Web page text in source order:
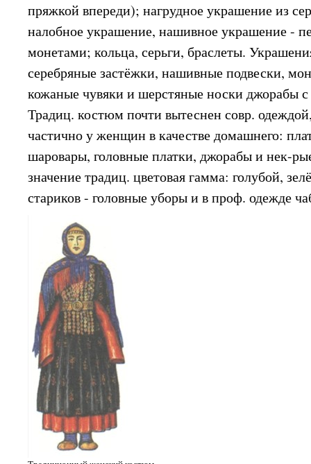
пряжкой впереди); нагрудное украшение из
налобное украшение, нашивное украшение -
монетами; кольца, серьги, браслеты.
серебряные застёжки, нашивные подвески,
кожаные чувяки и шерстяные носки джорабы
Традиц. костюм почти вытеснен совр.
частично у женщин в качестве домашнего:
шаровары, головные платки, джорабы и нек-
значение традиц. цветовая гамма: голубой,
стариков - головные уборы и в проф. одежде